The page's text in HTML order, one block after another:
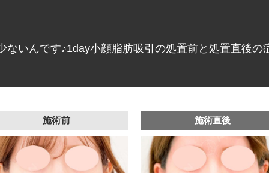
ないんです♪1day小顔脂肪吸引の処置前と処置直後の
施術前 施術直後